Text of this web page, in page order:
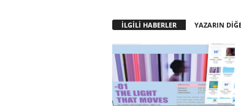
İLGİLİ HABERLER YAZARIN